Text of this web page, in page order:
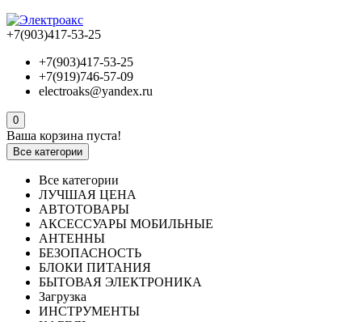
+7(903)417-53-25
+7(903)417-53-25
+7(919)746-57-09
electroaks@yandex.ru
0
Ваша корзина пуста!
Все категории
Все категории
ЛУЧШАЯ ЦЕНА
АВТОТОВАРЫ
АКСЕССУАРЫ МОБИЛЬНЫЕ
АНТЕННЫ
БЕЗОПАСНОСТЬ
БЛОКИ ПИТАНИЯ
БЫТОВАЯ ЭЛЕКТРОНИКА
Загрузка
ИНСТРУМЕНТЫ